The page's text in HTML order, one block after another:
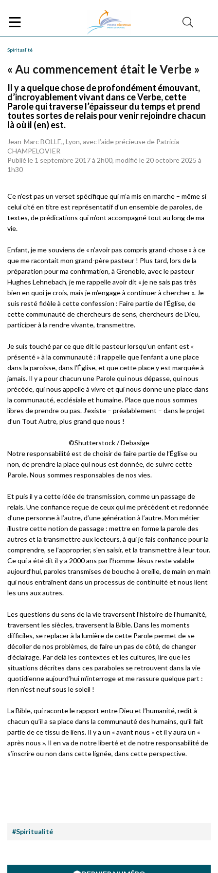
Spiritualité
« Au commencement était le Verbe »
Il y a quelque chose de profondément émouvant,
d’incroyablement vivant dans ce Verbe, cette
Parole qui traverse l’épaisseur du temps et prend
toutes sortes de relais pour venir rejoindre chacun
là où il (en) est.
Jean-Marc BOLLE,, Lyon, avec l’aide précieuse de Patricia
CHAMPELOVIER
Publié le 1 septembre 2017 à 2h00, modifié le 20 octobre 2025 à
1h30
Ce n’est pas un verset spécifique qui m’a mis en marche – même si
celui cité en titre est représentatif d’un ensemble de paroles, de
textes, de prédications qui m’ont accompagné tout au long de ma
vie.
Enfant, je me souviens de « n’avoir pas compris grand-chose » à ce
que me racontait mon grand-père pasteur ! Plus tard, lors de la
préparation pour ma confirmation, à Grenoble, avec le pasteur
Hughes Lehnebach, je me rappelle avoir dit « je ne sais pas très
bien en quoi je crois, mais je m’engage à continuer à chercher ». Je
suis resté fidèle à cette confession : Faire partie de l’Église, de
cette communauté de chercheurs de sens, chercheurs de Dieu,
participer à la rendre vivante, transmettre.
Je suis touché par ce que dit le pasteur lorsqu’un enfant est «
présenté » à la communauté : il rappelle que l’enfant a une place
dans la paroisse, dans l’Église, et que cette place y est marquée à
jamais. Il y a pour chacun une Parole qui nous dépasse, qui nous
précède, qui nous appelle à vivre et qui nous donne une place dans
la communauté, ecclésiale et humaine. Place que nous sommes
libres de prendre ou pas. J’existe – préalablement – dans le projet
d’un Tout Autre, plus grand que nous !
©Shutterstock / Debasige
Notre responsabilité est de choisir de faire partie de l’Église ou
non, de prendre la place qui nous est donnée, de suivre cette
Parole. Nous sommes responsables de nos vies.
Et puis il y a cette idée de transmission, comme un passage de
relais. Une confiance reçue de ceux qui me précèdent et redonnée
d’une personne à l’autre, d’une génération à l’autre. Mon métier
illustre cette notion de passage : mettre en forme la parole des
autres et la transmettre aux lecteurs, à qui je fais confiance pour la
comprendre, se l’approprier, s’en saisir, et la transmettre à leur tour.
Ce qui a été dit il y a 2000 ans par l’homme Jésus reste valable
aujourd’hui, paroles transmises de bouche à oreille, de main en main
qui nous entraînent dans un processus de continuité et nous lient
les uns aux autres.
Les questions du sens de la vie traversent l’histoire de l’humanité,
traversent les siècles, traversent la Bible. Dans les moments
difficiles, se replacer à la lumière de cette Parole permet de se
décoller de nos problèmes, de faire un pas de côté, de changer
d’éclairage. Par delà les contextes et les cultures, lire que les
situations décrites dans ces paraboles se retrouvent dans la vie
quotidienne aujourd’hui m’interroge et me rassure quelque part :
rien n’est neuf sous le soleil !
La Bible, qui raconte le rapport entre Dieu et l’humanité, redit à
chacun qu’il a sa place dans la communauté des humains, qu’il fait
partie de ce tissu de liens. Il y a un « avant nous » et il y aura un «
après nous ». Il en va de notre liberté et de notre responsabilité de
s’inscrire ou non dans cette lignée, dans cette perspective.
#Spiritualité